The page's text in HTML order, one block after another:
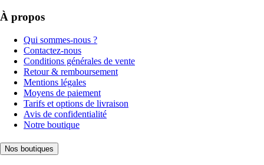
À propos
Qui sommes-nous ?
Contactez-nous
Conditions générales de vente
Retour & remboursement
Mentions légales
Moyens de paiement
Tarifs et options de livraison
Avis de confidentialité
Notre boutique
Nos boutiques